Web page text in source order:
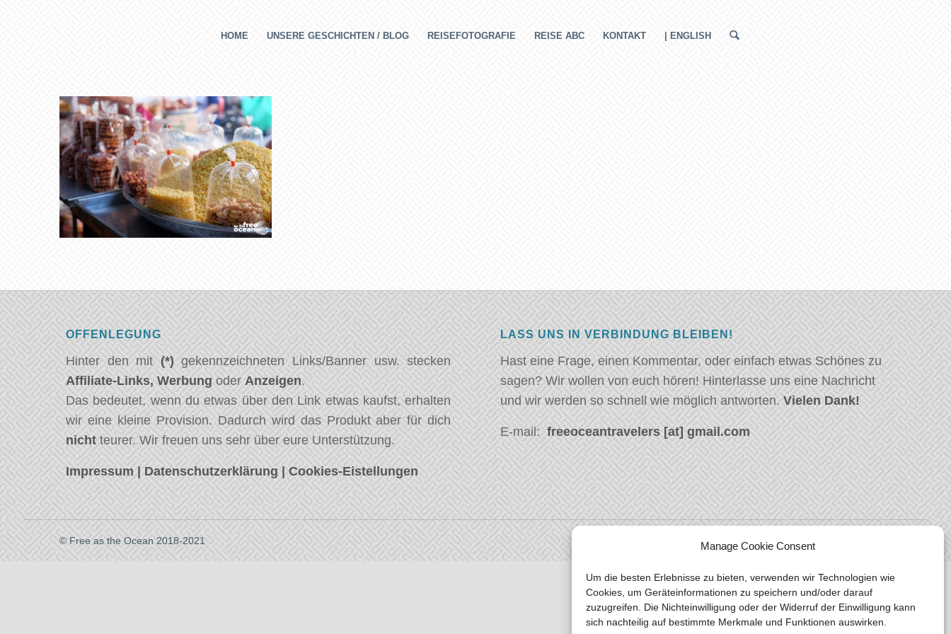
Manage Cookie Consent
Um die besten Erlebnisse zu bieten, verwenden wir Technologien wie
Cookies, um Geräteinformationen zu speichern und/oder darauf
zuzugreifen. Die Nichteinwilligung oder der Widerruf der Einwilligung kann
sich nachteilig auf bestimmte Merkmale und Funktionen auswirken.
HOME UNSERE GESCHICHTEN / BLOG REISEFOTOGRAFIE REISE ABC KONTAKT | ENGLISH
OFFENLEGUNG
Hinter den mit (*)gekennzeichneten Links/Banner usw. stecken
Affiliate-Links, Werbung oderAnzeigen.
Das bedeutet, wenn du etwas über den Link etwas kaufst, erhalten
wir eine kleine Provision. Dadurch wird das Produkt aber für dich
nicht teurer. Wir freuen uns sehr über eure Unterstützung.
Impressum | Datenschutzerklärung |Cookies-Eistellungen
LASS UNS IN VERBINDUNG BLEIBEN!
Hast eine Frage, einen Kommentar, oder einfach etwas Schönes zu
sagen? Wir wollen von euch hören! Hinterlasse uns eine Nachricht
und wir werden so schnell wie möglich antworten. Vielen Dank!
E-mail: freeoceantravelers [at] gmail.com
© Free as the Ocean 2018-2021